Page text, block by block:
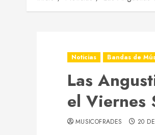
Noticias Bandas de
Las
el Viernes
MUSICOFRADES 20 DE